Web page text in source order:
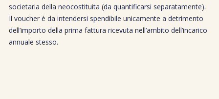
societaria della neocostituita (da quantificarsi separatamente).
Il voucher è da intendersi spendibile unicamente a detrimento
dell’importo della prima fattura ricevuta nell’ambito dell’incarico
annuale stesso.